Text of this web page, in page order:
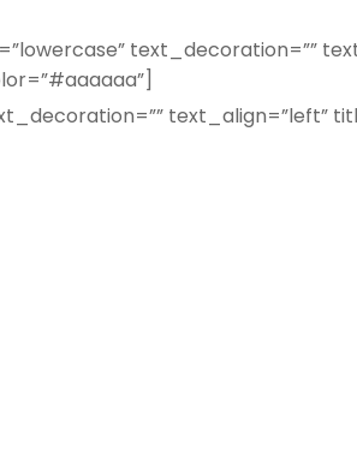
text_decoration=””
text_align=”left”